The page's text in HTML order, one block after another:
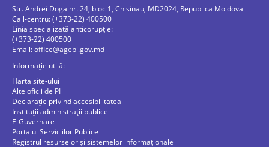
Str. Andrei Doga nr. 24, bloc 1, Chisinau, MD2024, Republica Moldova
Call-centru: (+373-22) 400500
Linia specializată anticorupție:
(+373-22) 400500
Email:office@agepi.gov.md
Informație utilă:
Harta site-ului
Alte oficii de PI
Declarație privind accesibilitatea
Instituții administrații publice
E-Guvernare
Portalul Serviciilor Publice
Registrul resurselor și sistemelor informaționale